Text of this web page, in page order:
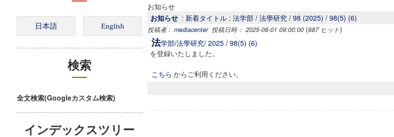
検索
全文検索(Googleカスタム検索)
インデックスツリー
お知らせ
お知らせ : 新着タイトル : 法学部 / 法學研究 / 98 (2025) / 98(5) (6)
投稿者 : mediacenter 投稿日時： 2025-08-01 09:00:00(687 ヒット)
法学部/法學研究/ 2025 / 98(5) (6)
を登録いたしました。
こちら からご利用ください。